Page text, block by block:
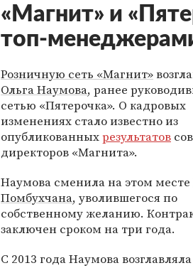
«Магнит» и
топ-
Розничную сеть «Магнит»
Ольга Наумова, ранее
сетью «Пятерочка». О кадровых
изменениях стало известно из
опубликованныхрезультатов
директоров «Магнита».
Наумова сменила на этом месте
Помбухчана, уволившегося по
собственному желанию.
заключен сроком на три года.
С 2013 года Наумова